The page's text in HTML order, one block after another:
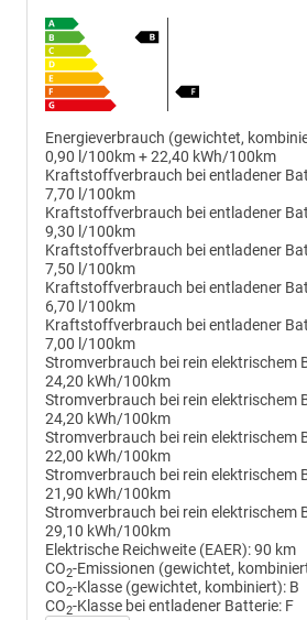
Energieverbrauch (gewichtet,
0,90 l/100km + 22,40 kWh/100km
Kraftstoffverbrauch bei entladener
7,70 l/100km
Kraftstoffverbrauch bei entladener
9,30 l/100km
Kraftstoffverbrauch bei entladener
7,50 l/100km
Kraftstoffverbrauch bei entladener
6,70 l/100km
Kraftstoffverbrauch bei entladener
7,00 l/100km
Stromverbrauch bei rein elektrischem
24,20 kWh/100km
Stromverbrauch bei rein elektrischem
24,20 kWh/100km
Stromverbrauch bei rein elektrischem
22,00 kWh/100km
Stromverbrauch bei rein elektrischem
21,90 kWh/100km
Stromverbrauch bei rein elektrischem
29,10 kWh/100km
Elektrische Reichweite (EAER):90 km
CO2-Emissionen (gewichtet,
CO2-Klasse (gewichtet, kombiniert): B
CO2-Klasse bei entladener Batterie: F